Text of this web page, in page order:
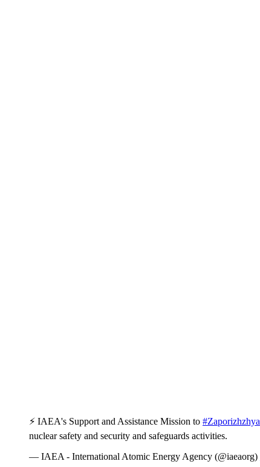
⚡ IAEA's Support and Assistance Mission to #Zaporizhzhya
nuclear safety and security and safeguards activities.
— IAEA - International Atomic Energy Agency (@iaeaorg)